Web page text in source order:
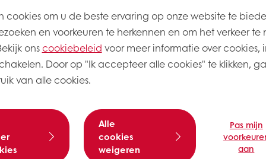
VERSTERKEN EN
cookies om u de beste ervaring op onze website te
en voorkeuren te herkennen en om het verkeer te
ons cookiebeleid voor meer informatie over cookies,
Door op "Ik accepteer alle cookies" te klikken,
van alle cookies.
Alle
cookies
weigeren
Pas mijn
aan